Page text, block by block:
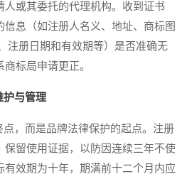
人或其委托的代理机构。收到证书
息（如注册人名义、地址、商标图
注册日期和有效期等）是否准确无
标局申请更正。
护与管理
，而是品牌法律保护的起点。注册
保留使用证据，以防因连续三年不使
有效期为十年，期满前十二个月内应